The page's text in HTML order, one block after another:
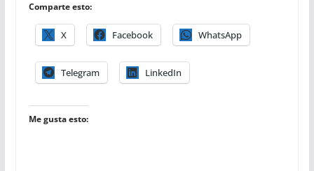
Comparte esto:
X Facebook WhatsApp
Telegram LinkedIn
Me gusta esto: